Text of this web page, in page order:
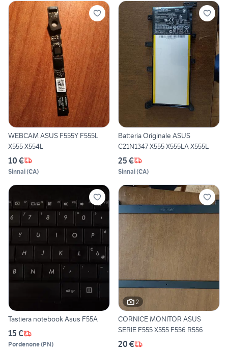
WEBCAM ASUS F555Y F555L
X555 X554L
10 €
Sinnai(CA)
Batteria Originale ASUS
C21N1347 X555 X555LA X555L
25 €
Sinnai(CA)
Tastiera notebook Asus F55A
15 €
Pordenone(PN)
2
CORNICE MONITOR ASUS
SERIE F555 X555 F556 R556
20 €